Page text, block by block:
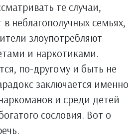
те случаи,
в неблагополучных семьях,
злоупотребляют
и наркотиками.
по-другому и быть не
заключается именно
и среди детей
сословия. Вот о